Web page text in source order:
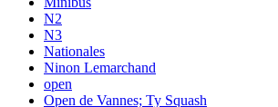
N2
N3
Nationales
Ninon Lemarchand
open
Open de Vannes; Ty Squash